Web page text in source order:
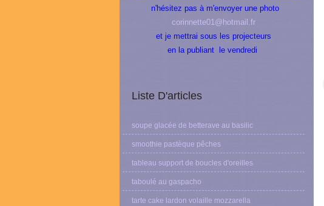
n'hésitez pas à m'envoyer une photo
corinnette01@hotmail.fr
et je mettrai sous les projecteurs
en la publiant le vendredi
Liste D'articles
soupe glacée de betterave au basilic
smoothie pastèque pêches
tableau support de boucles d'oreilles
taboulé au gaspacho
tarte cake lardon volaille mozzarella